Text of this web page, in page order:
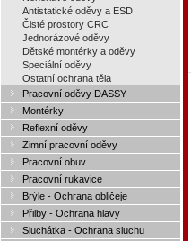
Antistatické oděvy a ESD
Čisté prostory CRC
Jednorázové oděvy
Dětské montérky a oděvy
Speciální oděvy
Ostatní ochrana těla
Pracovní oděvy DASSY
Montérky
Reflexní oděvy
Zimní pracovní oděvy
Pracovní obuv
Pracovní rukavice
Brýle - Ochrana obličeje
Přilby - Ochrana hlavy
Sluchátka - Ochrana sluchu